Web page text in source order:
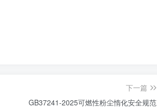
下一篇
GB37241-2025可燃性粉尘惰化安全规范